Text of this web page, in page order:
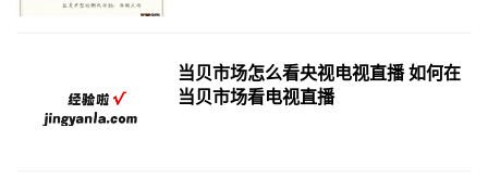
当贝市场怎么看央视电视直播 如何在
当贝市场看电视直播